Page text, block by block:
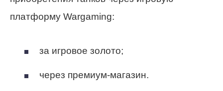
платформу Wargaming:
за игровое золото;
через премиум-магазин.